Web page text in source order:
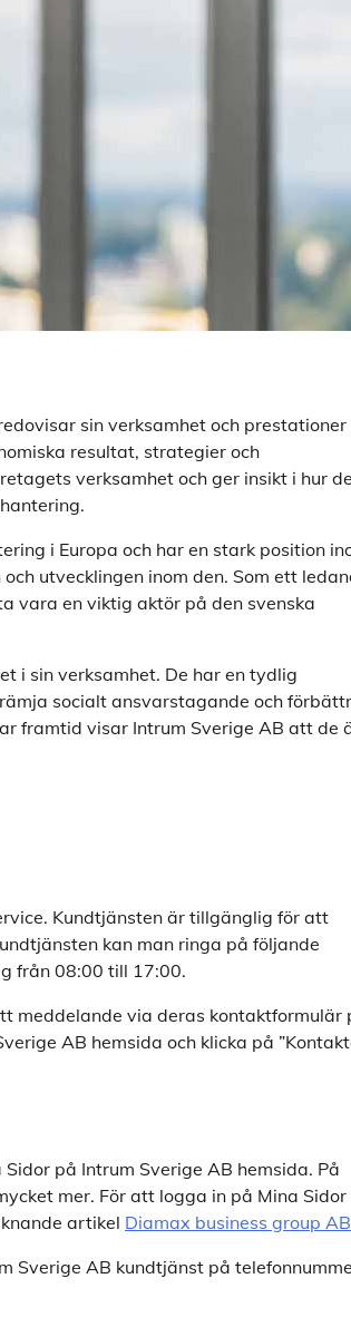
sin verksamhet och prestationer
resultat, strategier och
verksamhet och ger insikt i hur
i Europa och har en stark position
utvecklingen inom den. Som ett
vara en viktig aktör på den svenska
i sin verksamhet. De har en tydlig
socialt ansvarstagande och
framtid visar Intrum Sverige AB att de
Kundtjänsten är tillgänglig för att
kan man ringa på följande
från 08:00 till 17:00.
meddelande via deras kontaktformulär
AB hemsida och klicka på
på Intrum Sverige AB hemsida. På
mer. För att logga in på Mina Sidor
artikel Diamax business group AB
Sverige AB kundtjänst på